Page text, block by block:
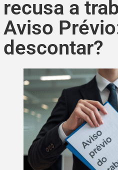
recusa a
Aviso
descontar?